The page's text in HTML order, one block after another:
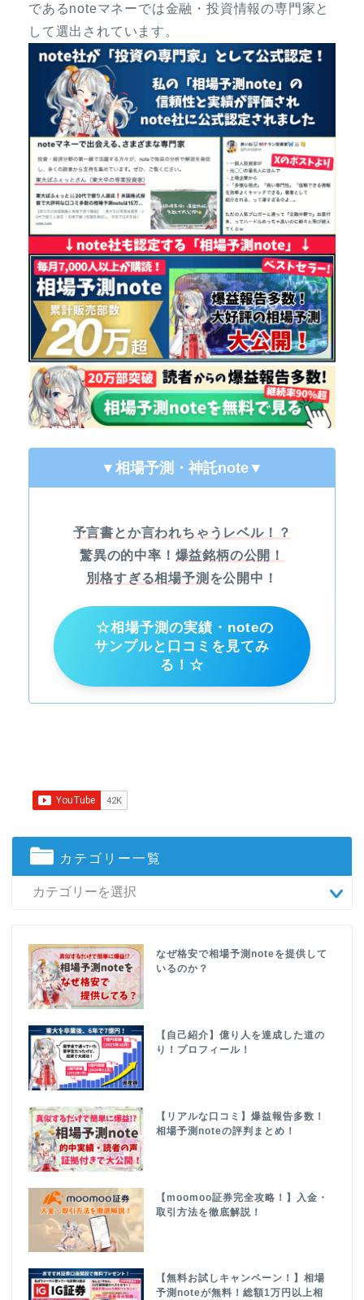
であるnoteマネーでは金融・投資情報の専門家と
して選出されています。
▼相場予測・神託note ▼
予言書とか言われちゃうレベル！？
驚異の的中率！ 爆益銘柄の公開！
別格すぎる相場予測 を公開中！
☆相場予測の実績・noteの
サンプルと口コミを見てみ
る！☆
カテゴリー一覧
なぜ格安で相場予測noteを提供して
いるのか？
【自己紹介】億り人を達成した道の
り！プロフィール！
【リアルな口コミ】爆益報告多数！
相場予測noteの評判まとめ！
【moomoo証券完全攻略！】入金・
取引方法を徹底解説！
【無料お試しキャンペーン！】相場
予測noteが無料！総額1万円以上相